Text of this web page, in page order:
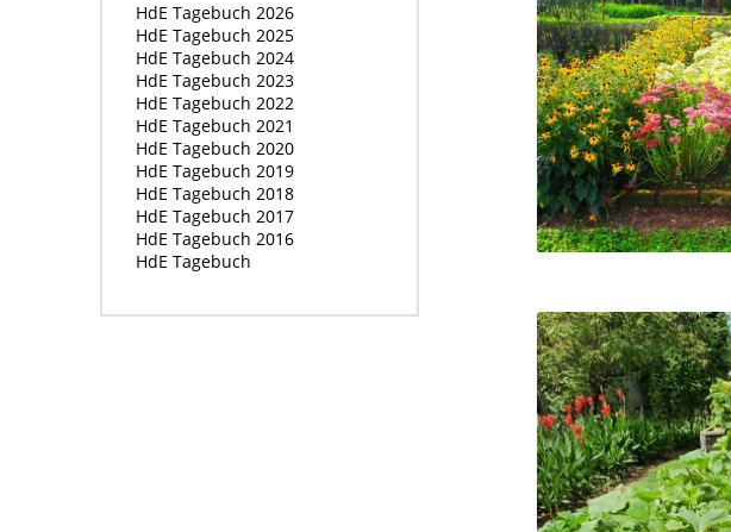
HdE Tagebuch 2026
HdE Tagebuch 2025
HdE Tagebuch 2024
HdE Tagebuch 2023
HdE Tagebuch 2022
HdE Tagebuch 2021
HdE Tagebuch 2020
HdE Tagebuch 2019
HdE Tagebuch 2018
HdE Tagebuch 2017
HdE Tagebuch 2016
HdE Tagebuch